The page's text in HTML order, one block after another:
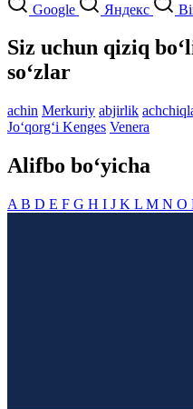
Google Яндекс
Siz uchun qiziq
so‘zlar
achin Merkuriy abjirlik
Jo‘qorg‘i Kenges Venera
Alifbo bo‘yicha
A B D E F G H I J K L M N O